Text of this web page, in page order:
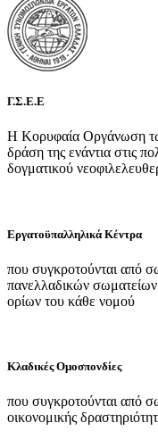
Γ.Σ.Ε.Ε
Η Κορυφαία Οργάνωση
δράση της ενάντια στις
δογματικού
Εργατοϋπαλληλικά Κέντρα
που συγκροτούνται από
πανελλαδικών
ορίων του κάθε νομού
Κλαδικές Ομοσπονδίες
που συγκροτούνται από
οικονομικής